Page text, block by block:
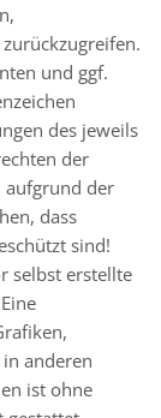
und ggf.
des jeweils
der
aufgrund der
dass
sind!
selbst erstellte
anderen
ist ohne